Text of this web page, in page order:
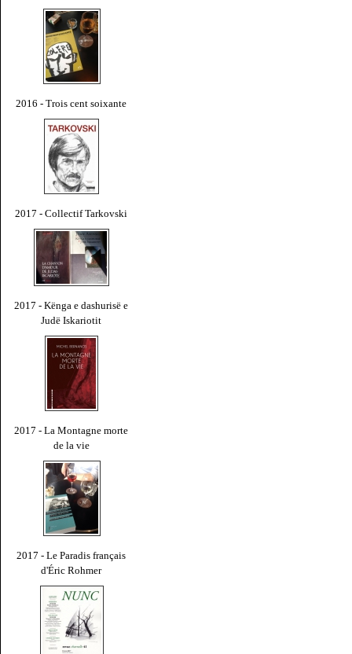
2016 - Trois cent soixante
2017 - Collectif Tarkovski
2017 - Kënga e dashurisë e
Judë Iskariotit
2017 - La Montagne morte
de la vie
2017 - Le Paradis français
d'Éric Rohmer